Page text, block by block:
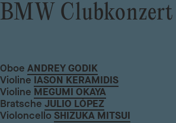
BMW Clubkonzert
Oboe ANDREY GODIK
Violine IASON KERAMIDIS
Violine MEGUMI OKAYA
Bratsche JULIO LÓPEZ
VioloncelloSHIZUKA MITSUI